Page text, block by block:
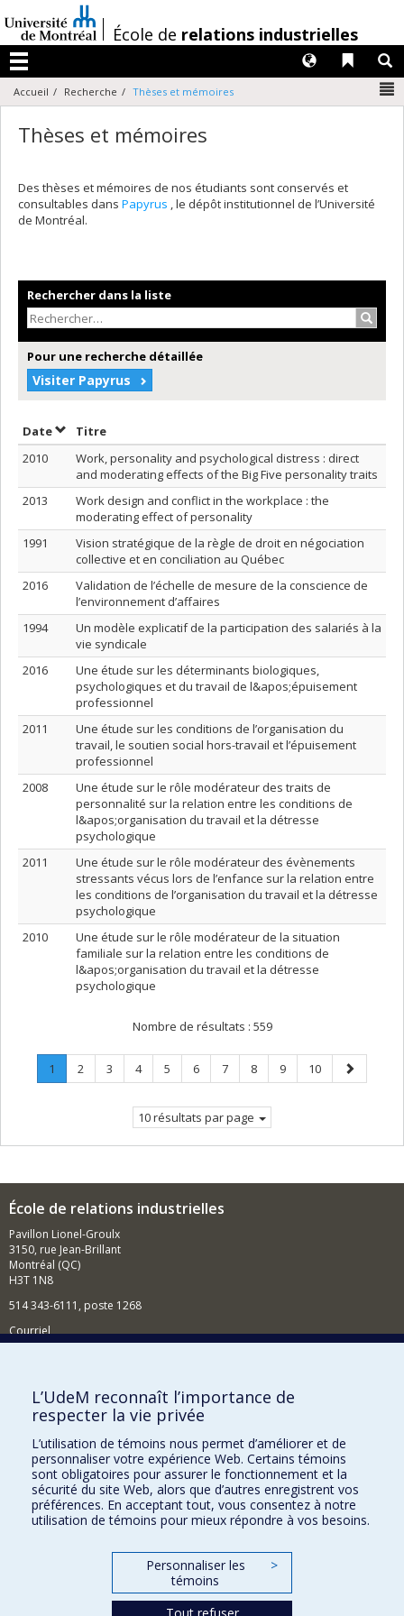
au
contenu
/École de relations industrielles
Menu
Liens
Langues
Accueil Recherche Thèses et mémoires
Thèses et mémoires
Des thèses et mémoires de nos étudiants sont conservés et
consultables dans Papyrus , le dépôt institutionnel de l’Université
de Montréal.
Rechercher dans la liste
Pour une recherche détaillée
Visiter Papyrus
DateTrier par date en ordre décroissant
Titre
2010
Work, personality and psychological distress : direct
and moderating effects of the Big Five personality traits
2013
Work design and conflict in the workplace : the
moderating effect of personality
1991
Vision stratégique de la règle de droit en négociation
collective et en conciliation au Québec
2016
Validation de l’échelle de mesure de la conscience de
l’environnement d’affaires
1994
Un modèle explicatif de la participation des salariés à la
vie syndicale
2016
Une étude sur les déterminants biologiques,
psychologiques et du travail de l&apos;épuisement
professionnel
2011
Une étude sur les conditions de l’organisation du
travail, le soutien social hors-travail et l’épuisement
professionnel
2008
Une étude sur le rôle modérateur des traits de
personnalité sur la relation entre les conditions de
l&apos;organisation du travail et la détresse
psychologique
2011
Une étude sur le rôle modérateur des évènements
stressants vécus lors de l’enfance sur la relation entre
les conditions de l’organisation du travail et la détresse
psychologique
2010
Une étude sur le rôle modérateur de la situation
familiale sur la relation entre les conditions de
l&apos;organisation du travail et la détresse
psychologique
Nombre de résultats : 559
Page
1
Page
Page
2 Page
3 Page
4 Page
5 Page
6 Page
7 Page
8 Page
9 Page
10
Page
suivante
10 résultats par page
École de relations industrielles
Pavillon Lionel-Groulx
3150, rue Jean-Brillant
Montréal (QC)
H3T 1N8
514 343-6111, poste 1268
Courriel
Comment soutenir l'École?
BESOIN D'AIDE?
Plan du site
Signaler une erreur
Accessibilité
FACULTÉ DES ARTS ET DES SCIENCES
Nos départements et écoles
L’UdeM reconnaît l’importance de
respecter la vie privée
L’utilisation de témoins nous permet d’améliorer et de
personnaliser votre expérience Web. Certains témoins
sont obligatoires pour assurer le fonctionnement et la
sécurité du site Web, alors que d’autres enregistrent vos
préférences. En acceptant tout, vous consentez à notre
utilisation de témoins pour mieux répondre à vos besoins.
Personnaliser les
témoins
>
Tout refuser